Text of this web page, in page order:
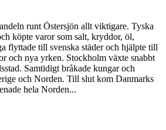
runt Östersjön allt viktigare. Tyska
köpte varor som salt, kryddor, öl,
flyttade till svenska städer och hjälpte till
och nya yrken. Stockholm växte snabbt
Samtidigt bråkade kungar och
och Norden. Till slut kom Danmarks
hela Norden...